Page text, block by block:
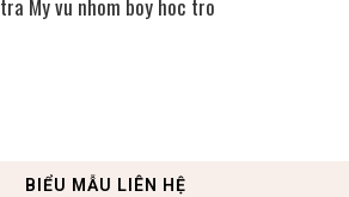
tra My vu nhom boy hoc tro
BIỂU MẪU LIÊN HỆ